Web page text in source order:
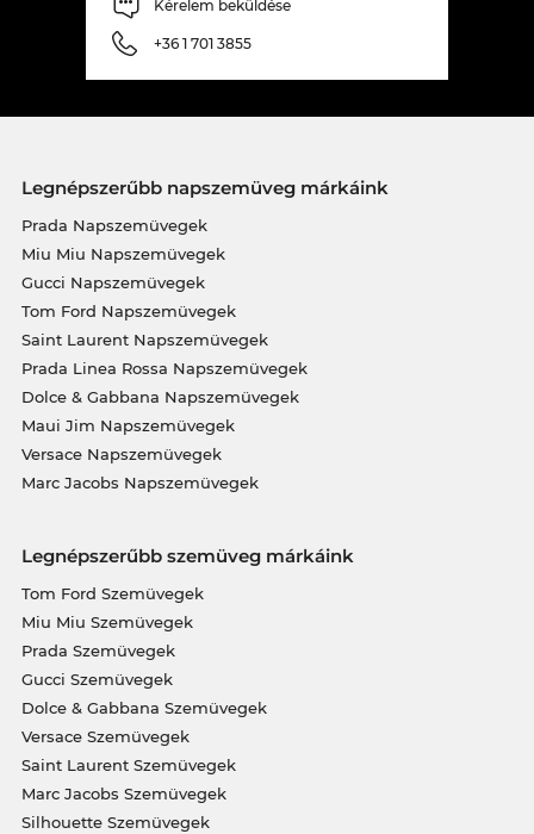
csúcs modellt. Ami más online boltokban a
kiárusítás, az nálunk egyszerűen a mindennapos
takarékosság.
Kérelem beküldése
+36 1 701 3855
Legnépszerűbb napszemüveg márkáink
Prada Napszemüvegek
Miu Miu Napszemüvegek
Gucci Napszemüvegek
Tom Ford Napszemüvegek
Saint Laurent Napszemüvegek
Prada Linea Rossa Napszemüvegek
Dolce & Gabbana Napszemüvegek
Maui Jim Napszemüvegek
Versace Napszemüvegek
Marc Jacobs Napszemüvegek
Legnépszerűbb szemüveg márkáink
Tom Ford Szemüvegek
Miu Miu Szemüvegek
Prada Szemüvegek
Gucci Szemüvegek
Dolce & Gabbana Szemüvegek
Versace Szemüvegek
Saint Laurent Szemüvegek
Marc Jacobs Szemüvegek
Silhouette Szemüvegek